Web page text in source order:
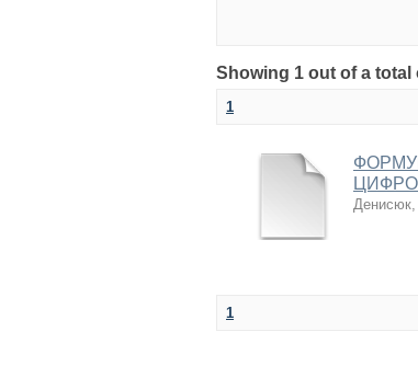
Showing 1 out of a total
1
Денисюк,
1